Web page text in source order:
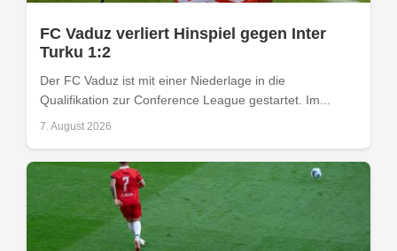
FC Vaduz verliert Hinspiel gegen Inter
Turku 1:2
Der FC Vaduz ist mit einer Niederlage in die
Qualifikation zur Conference League gestartet. Im...
7. August 2026